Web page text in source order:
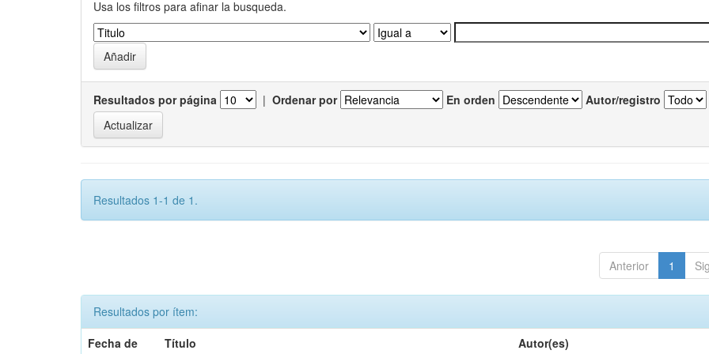
Usa los filtros para afinar la busqueda.
Resultados por página | Ordenar por En orden Autor/registro
Resultados 1-1 de 1.
Anterior 1
Resultados por ítem:
Fecha de
Título Autor(es)